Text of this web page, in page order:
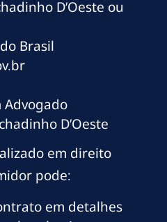
D’Oeste ou
Brasil
Advogado
D’Oeste
em direito
pode:
em detalhes